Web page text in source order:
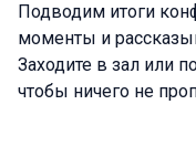
Подводим итоги
моменты и
Заходите в зал или
чтобы ничего не